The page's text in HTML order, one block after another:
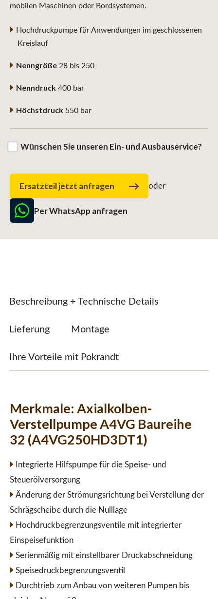
mobilen Maschinen oder Bordsystemen.
Hochdruckpumpe für Anwendungen im geschlossenen
Kreislauf
Nenngröße 28 bis 250
Nenndruck 400 bar
Höchstdruck 550 bar
Wünschen Sie unseren Ein- und Ausbauservice?
Ersatzteil jetzt anfragen oder
Per WhatsApp anfragen
Beschreibung + Technische Details
Lieferung Montage
Ihre Vorteile mit Pokrandt
Merkmale: Axialkolben-
Verstellpumpe A4VG Baureihe
32 (A4VG250HD3DT1)
Integrierte Hilfspumpe für die Speise- und
Steuerölversorgung
Änderung der Strömungsrichtung bei Verstellung der
Schrägscheibe durch die Nulllage
Hochdruckbegrenzungsventile mit integrierter
Einspeisefunktion
Serienmäßig mit einstellbarer Druckabschneidung
Speisedruckbegrenzungsventil
Durchtrieb zum Anbau von weiteren Pumpen bis